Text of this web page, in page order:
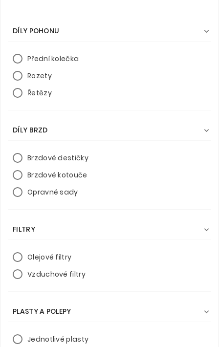
DÍLY POHONU 
Přední kolečka
Rozety
Řetězy
DÍLY BRZD 
Brzdové destičky
Brzdové kotouče
Opravné sady
FILTRY 
Olejové filtry
Vzduchové filtry
PLASTY A POLEPY 
Jednotlivé plasty